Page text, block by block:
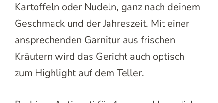
Kartoffeln oder Nudeln, ganz nach deinem
Geschmack und der Jahreszeit. Mit einer
ansprechenden Garnitur aus frischen
Kräutern wird das Gericht auch optisch
zum Highlight auf dem Teller.